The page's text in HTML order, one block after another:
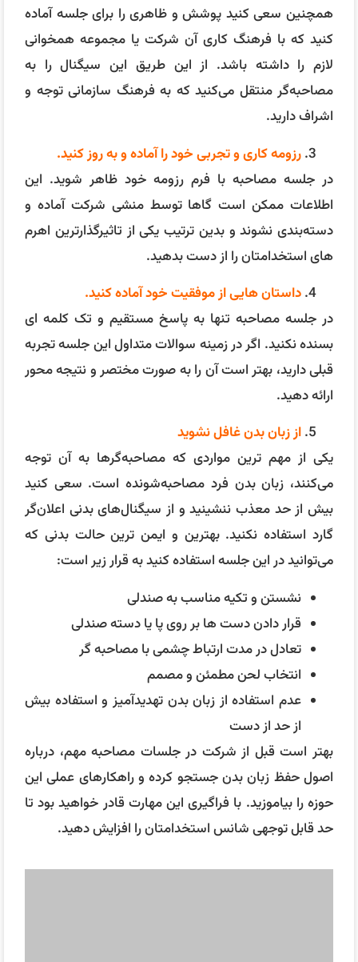
همچنین سعی کنید پوشش و ظاهری را برای جلسه آماده
کنید که با فرهنگ کاری آن شرکت یا مجموعه همخوانی
لازم را داشته باشد. از این طریق این سیگنال را به
مصاحبه‌گر منتقل می‌کنید که به فرهنگ سازمانی توجه و
اشراف دارید.
رزومه کاری و تجربی خود را آماده و به روز کنید.
در جلسه مصاحبه با فرم رزومه خود ظاهر شوید. این
اطلاعات ممکن است گاها توسط منشی شرکت آماده و
دسته‌بندی نشوند و بدین ترتیب یکی از تاثیرگذارترین اهرم
های استخدامتان را از دست بدهید.
داستان هایی از موفقیت خود آماده کنید.
در جلسه مصاحبه تنها به پاسخ مستقیم و تک کلمه ای
بسنده نکنید. اگر در زمینه سوالات متداول این جلسه تجربه
قبلی دارید، بهتر است آن را به صورت مختصر و نتیجه محور
ارائه دهید.
از زبان بدن غافل نشوید
یکی از مهم ترین مواردی که مصاحبه‌گرها به آن توجه
می‌کنند، زبان بدن فرد مصاحبه‌شونده است. سعی کنید
بیش از حد معذب ننشینید و از سیگنال‌های بدنی اعلان‌گر
گارد استفاده نکنید. بهترین و ایمن ترین حالت بدنی که
می‌توانید در این جلسه استفاده کنید به قرار زیر است:
نشستن و تکیه مناسب به صندلی
قرار دادن دست ها بر روی پا یا دسته صندلی
تعادل در مدت ارتباط چشمی با مصاحبه گر
انتخاب لحن مطمئن و مصمم
عدم استفاده از زبان بدن تهدیدآمیز و استفاده بیش
از حد از دست
بهتر است قبل از شرکت در جلسات مصاحبه مهم، درباره
اصول حفظ زبان بدن جستجو کرده و راهکارهای عملی این
حوزه را بیاموزید. با فراگیری این مهارت قادر خواهید بود تا
حد قابل توجهی شانس استخدامتان را افزایش دهید.